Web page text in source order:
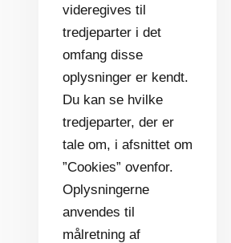
videregives til
tredjeparter i det
omfang disse
oplysninger er kendt.
Du kan se hvilke
tredjeparter, der er
tale om, i afsnittet om
”Cookies” ovenfor.
Oplysningerne
anvendes til
målretning af